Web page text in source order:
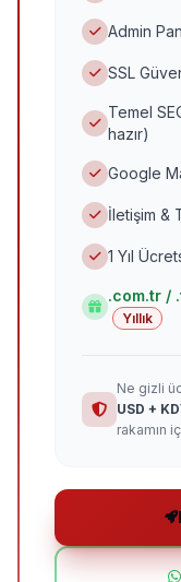
Admin
SSL
Temel
hazır)
Google
İletişim &
1 Yıl
.com.tr /
Yıllık
Ne gizli
USD +
rakamın